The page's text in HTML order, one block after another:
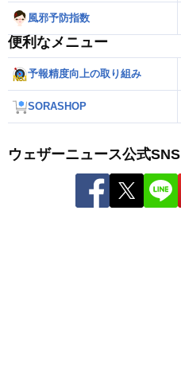
風邪予防指数
便利なメニュー
予報精度向上の取り組み
SORASHOP
ウェザーニュース公式SNS